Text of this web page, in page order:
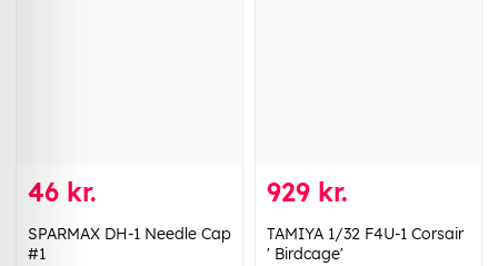
46 kr.
SPARMAX DH-1 Needle Cap
#1
929 kr.
TAMIYA 1/32 F4U-1 Corsair
' Birdcage'